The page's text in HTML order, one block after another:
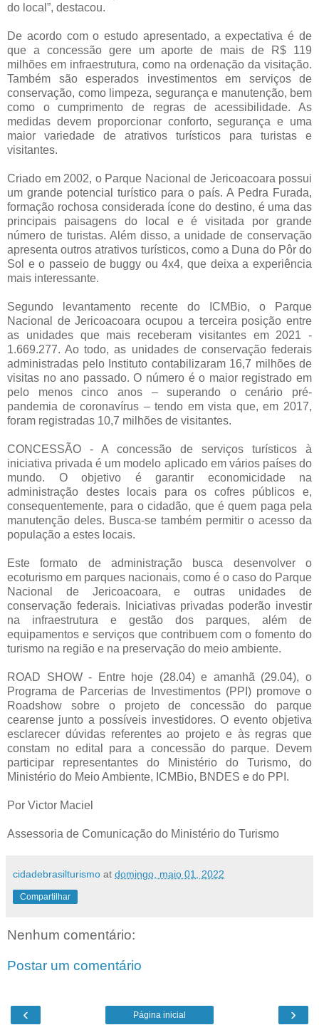
do local”, destacou.
De acordo com o estudo apresentado, a expectativa é de
que a concessão gere um aporte de mais de R$ 119
milhões em infraestrutura, como na ordenação da visitação.
Também são esperados investimentos em serviços de
conservação, como limpeza, segurança e manutenção, bem
como o cumprimento de regras de acessibilidade. As
medidas devem proporcionar conforto, segurança e uma
maior variedade de atrativos turísticos para turistas e
visitantes.
Criado em 2002, o Parque Nacional de Jericoacoara possui
um grande potencial turístico para o país. A Pedra Furada,
formação rochosa considerada ícone do destino, é uma das
principais paisagens do local e é visitada por grande
número de turistas. Além disso, a unidade de conservação
apresenta outros atrativos turísticos, como a Duna do Pôr do
Sol e o passeio de buggy ou 4x4, que deixa a experiência
mais interessante.
Segundo levantamento recente do ICMBio, o Parque
Nacional de Jericoacoara ocupou a terceira posição entre
as unidades que mais receberam visitantes em 2021 -
1.669.277. Ao todo, as unidades de conservação federais
administradas pelo Instituto contabilizaram 16,7 milhões de
visitas no ano passado. O número é o maior registrado em
pelo menos cinco anos – superando o cenário pré-
pandemia de coronavírus – tendo em vista que, em 2017,
foram registradas 10,7 milhões de visitantes.
CONCESSÃO - A concessão de serviços turísticos à
iniciativa privada é um modelo aplicado em vários países do
mundo. O objetivo é garantir economicidade na
administração destes locais para os cofres públicos e,
consequentemente, para o cidadão, que é quem paga pela
manutenção deles. Busca-se também permitir o acesso da
população a estes locais.
Este formato de administração busca desenvolver o
ecoturismo em parques nacionais, como é o caso do Parque
Nacional de Jericoacoara, e outras unidades de
conservação federais. Iniciativas privadas poderão investir
na infraestrutura e gestão dos parques, além de
equipamentos e serviços que contribuem com o fomento do
turismo na região e na preservação do meio ambiente.
ROAD SHOW - Entre hoje (28.04) e amanhã (29.04), o
Programa de Parcerias de Investimentos (PPI) promove o
Roadshow sobre o projeto de concessão do parque
cearense junto a possíveis investidores. O evento objetiva
esclarecer dúvidas referentes ao projeto e às regras que
constam no edital para a concessão do parque. Devem
participar representantes do Ministério do Turismo, do
Ministério do Meio Ambiente, ICMBio, BNDES e do PPI.
Por Victor Maciel
Assessoria de Comunicação do Ministério do Turismo
cidadebrasilturismo at domingo, maio 01, 2022
Compartilhar
Nenhum comentário:
Postar um comentário
‹ ›
Página inicial